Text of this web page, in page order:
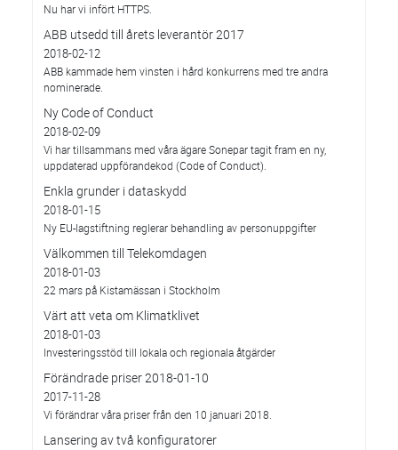
Nu har vi infört HTTPS.
ABB utsedd till årets leverantör 2017
2018-02-12
ABB kammade hem vinsten i hård konkurrens med tre andra
nominerade.
Ny Code of Conduct
2018-02-09
Vi har tillsammans med våra ägare Sonepar tagit fram en ny,
uppdaterad uppförandekod (Code of Conduct).
Enkla grunder i dataskydd
2018-01-15
Ny EU-lagstiftning reglerar behandling av personuppgifter
Välkommen till Telekomdagen
2018-01-03
22 mars på Kistamässan i Stockholm
Värt att veta om Klimatklivet
2018-01-03
Investeringsstöd till lokala och regionala åtgärder
Förändrade priser 2018-01-10
2017-11-28
Vi förändrar våra priser från den 10 januari 2018.
Lansering av två konfiguratorer